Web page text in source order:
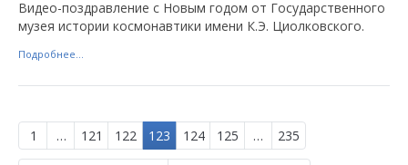
Видео-поздравление с Новым годом от Государственного
музея истории космонавтики имени К.Э. Циолковского.
Подробнее...
1 … 121 122 123 124 125 … 235